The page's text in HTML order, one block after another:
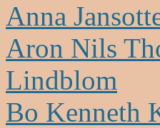
Anna
Aron Nils
Lindblom
Bo Kenneth